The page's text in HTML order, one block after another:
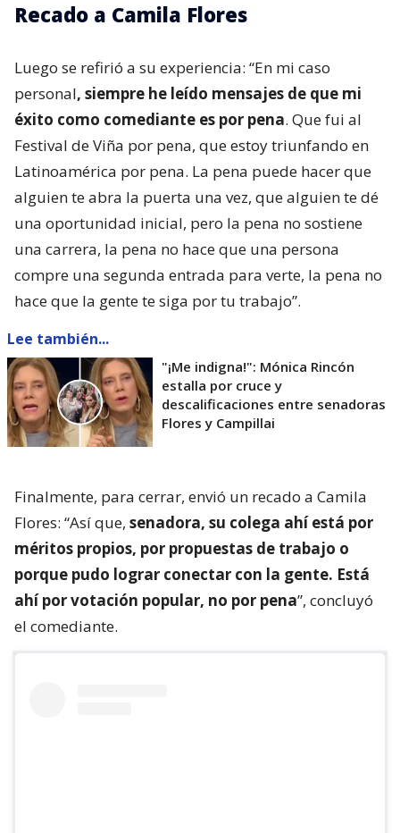
Recado a Camila Flores
Luego se refirió a su experiencia: “En mi caso
personal, siempre he leído mensajes de que mi
éxito como comediante es por pena. Que fui al
Festival de Viña por pena, que estoy triunfando en
Latinoamérica por pena. La pena puede hacer que
alguien te abra la puerta una vez, que alguien te dé
una oportunidad inicial, pero la pena no sostiene
una carrera, la pena no hace que una persona
compre una segunda entrada para verte, la pena no
hace que la gente te siga por tu trabajo”.
Lee también...
"¡Me indigna!": Mónica Rincón
estalla por cruce y
descalificaciones entre senadoras
Flores y Campillai
Finalmente, para cerrar, envió un recado a Camila
Flores: “Así que, senadora, su colega ahí está por
méritos propios, por propuestas de trabajo o
porque pudo lograr conectar con la gente. Está
ahí por votación popular, no por pena”, concluyó
el comediante.